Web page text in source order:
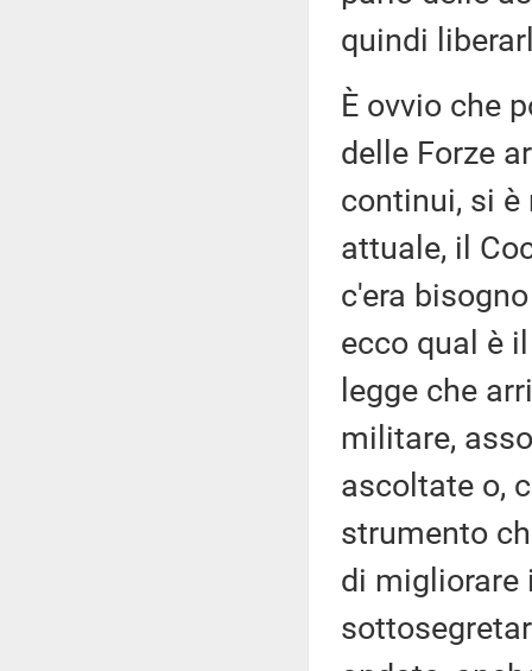
quindi
È ovvio che
delle Forze
continui, si
attuale, il
c'era
ecco qual è
legge che
militare,
ascoltate o,
strumento
di migliorare